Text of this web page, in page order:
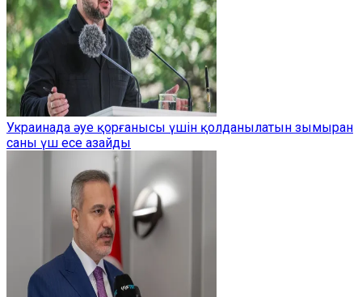
Украинада әуе қорғанысы үшін қолданылатын зымыран
саны үш есе азайды